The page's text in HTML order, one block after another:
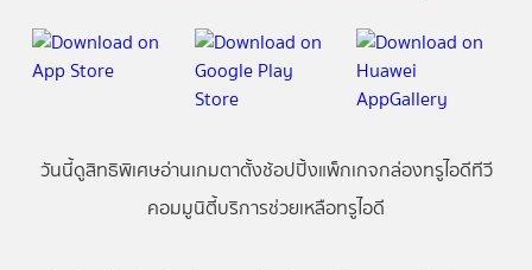
วันนี้ดูสิทธิพิเศษอ่านเกมตาตั้งช้อปปิ้งแพ็กเกจกล่องทรูไอดีทีวี
คอมมูนิตี้บริการช่วยเหลือทรูไอดี